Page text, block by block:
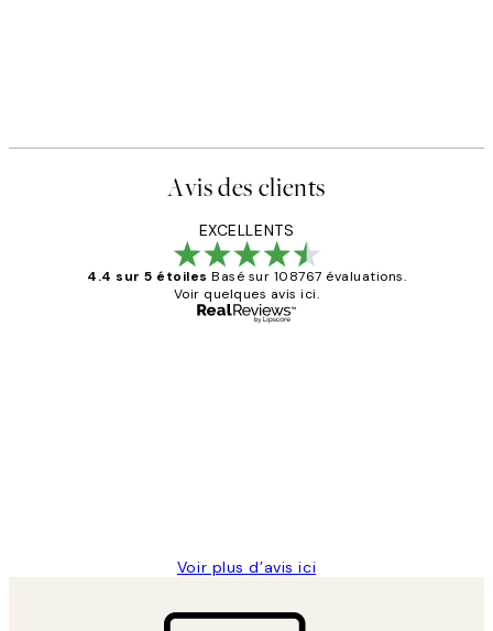
Avis des clients
EXCELLENTS
4.4 sur 5 étoiles Basé sur 108767 évaluations.
Voir quelques avis ici.
Voir plus d’avis ici